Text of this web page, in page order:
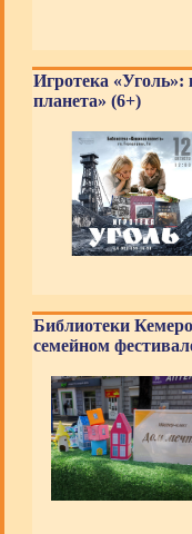
Игротека
планета» (6+)
Библиотеки
семейном